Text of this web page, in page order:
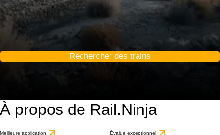
Rechercher des trains
À propos de Rail.Ninja
Meilleure application Évalué exceptionnel